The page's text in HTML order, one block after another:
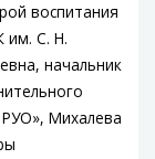
воспитания
им. С. Н.
начальник
Михалева